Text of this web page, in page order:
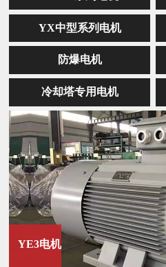
YX中型系列电机
防爆电机
冷却塔专用电机
YE3电机